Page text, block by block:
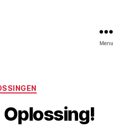
Menu
Categorieën